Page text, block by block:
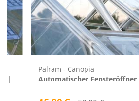
|
Palram - Canopia
Automatischer Fensteröffner